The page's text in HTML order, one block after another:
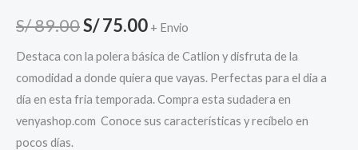
S/89.00S/75.00 + Envio
Destaca con la polera básica de Catlion y disfruta de la
comodidad a donde quiera que vayas. Perfectas para el dia a
día en esta fria temporada. Compra esta sudadera en
venyashop.com Conoce sus características y recíbelo en
pocos días.